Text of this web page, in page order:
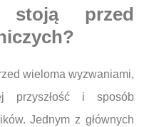
stoją przed
wieloma wyzwaniami,
przyszłość i sposób
Jednym z głównych